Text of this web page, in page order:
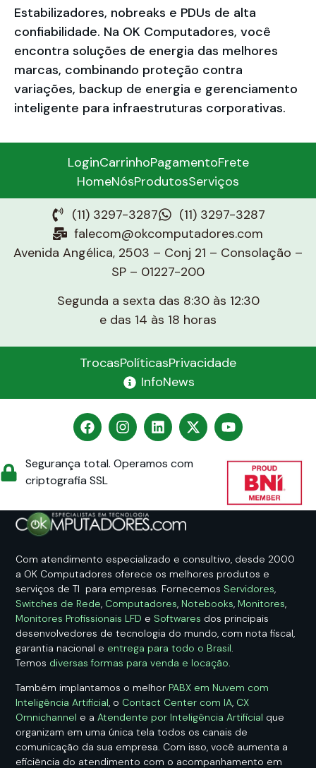
Garantia de 24
meses da Dahua
do Brasil
Estabilizadores, nobreaks e PDUs de alta
confiabilidade. Na OK Computadores, você
encontra soluções de energia das melhores
marcas, combinando proteção contra
variações, backup de energia e gerenciamento
inteligente para infraestruturas corporativas.
LoginCarrinhoPagamentoFrete
HomeNósProdutosServiços
(11) 3297-3287
(11) 3297-3287
falecom@okcomputadores.com
Avenida Angélica, 2503 – Conj 21 – Consolação –
SP – 01227-200
Segunda a sexta das 8:30 às 12:30
e das 14 às 18 horas
TrocasPolíticasPrivacidade
InfoNews
Segurança total. Operamos com
criptografia SSL
Com atendimento especializado e consultivo, desde 2000
a OK Computadores oferece os melhores produtos e
serviços de TI para empresas. Fornecemos Servidores,
Switches de Rede, Computadores, Notebooks, Monitores,
Monitores Profissionais LFD e Softwares dos principais
desenvolvedores de tecnologia do mundo, com nota fiscal,
garantia nacional e entrega para todo o Brasil.
Temos diversas formas para venda e locação.
Também implantamos o melhor PABX em Nuvem com
Inteligência Artificial, o Contact Center com IA, CX
Omnichannel e aAtendente por Inteligência Artificial que
organizam em uma única tela todos os canais de
comunicação da sua empresa. Com isso, você aumenta a
eficiência do atendimento com o acompanhamento em